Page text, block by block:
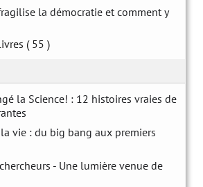
la démocratie et comment y
( 55 )
la Science! : 12 histoires vraies de
vie : du big bang aux premiers
- Une lumière venue de